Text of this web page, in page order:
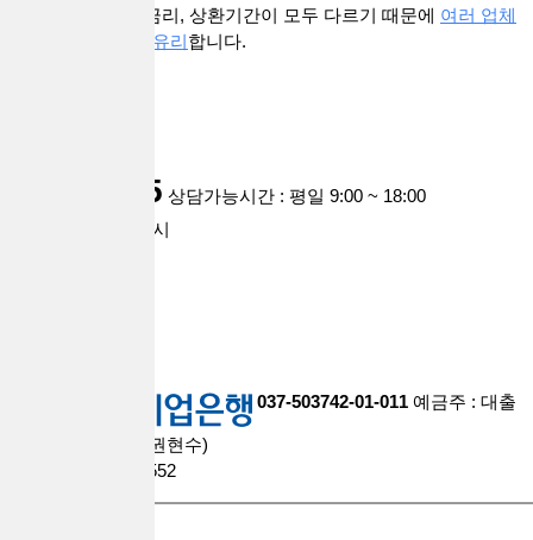
마다 기준과 상품, 금리, 상환기간이 모두 다르기 때문에 여러 업체
와 상담해보시는게 유리합니다.
1668-0935 상담가능시간 : 평일 9:00 ~ 18:00
점심시간 : 12시 ~ 1시
037-503742-01-011 예금주 : 대출
브라더스대부중개(권현수)
팩스 : 0508-9609-2552